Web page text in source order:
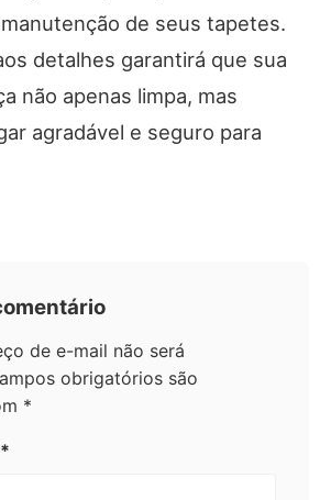
de seus tapetes.
detalhes garantirá que sua
não apenas limpa, mas
agradável e seguro para
de e-mail não será
obrigatórios são
*
*